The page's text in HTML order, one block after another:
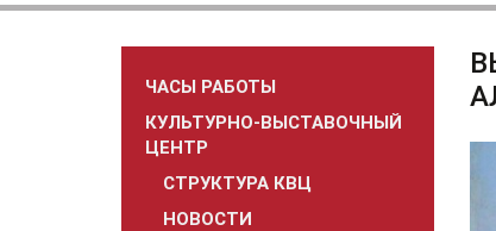
ЧАСЫ РАБОТЫ
КУЛЬТУРНО-ВЫСТАВОЧНЫЙ
ЦЕНТР
СТРУКТУРА КВЦ
НОВОСТИ